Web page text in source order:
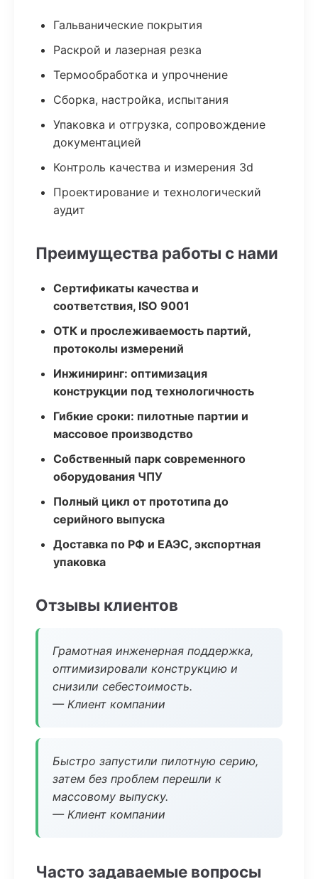
Гальванические покрытия
Раскрой и лазерная резка
Термообработка и упрочнение
Сборка, настройка, испытания
Упаковка и отгрузка, сопровождение
документацией
Контроль качества и измерения 3d
Проектирование и технологический
аудит
Преимущества работы с нами
Сертификаты качества и
соответствия, ISO 9001
ОТК и прослеживаемость партий,
протоколы измерений
Инжиниринг: оптимизация
конструкции под технологичность
Гибкие сроки: пилотные партии и
массовое производство
Собственный парк современного
оборудования ЧПУ
Полный цикл от прототипа до
серийного выпуска
Доставка по РФ и ЕАЭС, экспортная
упаковка
Отзывы клиентов
Грамотная инженерная поддержка,
оптимизировали конструкцию и
снизили себестоимость.
— Клиент компании
Быстро запустили пилотную серию,
затем без проблем перешли к
массовому выпуску.
— Клиент компании
Часто задаваемые вопросы